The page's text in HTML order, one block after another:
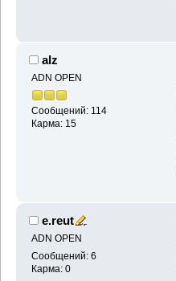
alz
ADN OPEN
Сообщений: 114
Карма: 15
e.reut
ADN OPEN
Сообщений: 6
Карма: 0